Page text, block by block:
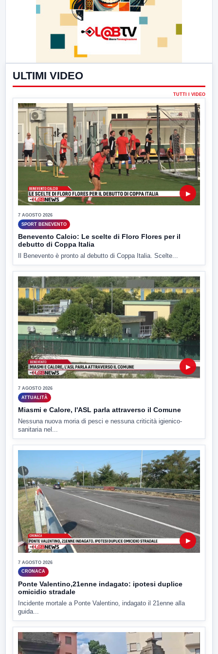
ULTIMI VIDEO
TUTTI I VIDEO
▶
7 AGOSTO 2026
SPORT BENEVENTO
Benevento Calcio: Le scelte di Floro Flores per il
debutto di Coppa Italia
Il Benevento è pronto al debutto di Coppa Italia. Scelte...
▶
7 AGOSTO 2026
ATTUALITÀ
Miasmi e Calore, l'ASL parla attraverso il Comune
Nessuna nuova moria di pesci e nessuna criticità igienico-
sanitaria nel...
▶
7 AGOSTO 2026
CRONACA
Ponte Valentino,21enne indagato: ipotesi duplice
omicidio stradale
Incidente mortale a Ponte Valentino, indagato il 21enne alla
guida...